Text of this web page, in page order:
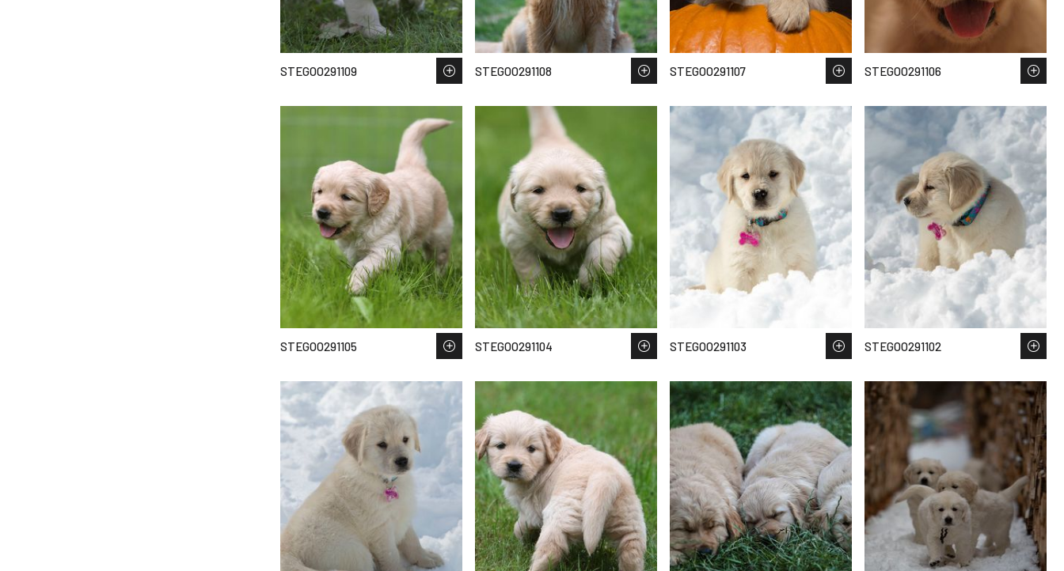
STEGOO291109 STEGOO291108 STEGOO291107 STEGOO291106
STEGOO291105 STEGOO291104 STEGOO291103 STEGOO291102